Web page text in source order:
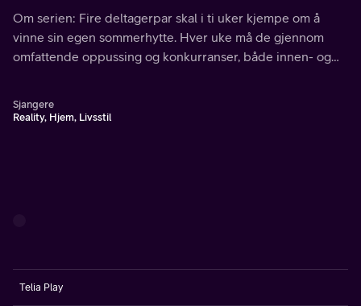
Om serien: Fire deltagerpar skal i ti uker kjempe om å
vinne sin egen sommerhytte. Hver uke må de gjennom
omfattende oppussing og konkurranser, både innen- og
Sjangere
Reality, Hjem, Livsstil
Telia Play